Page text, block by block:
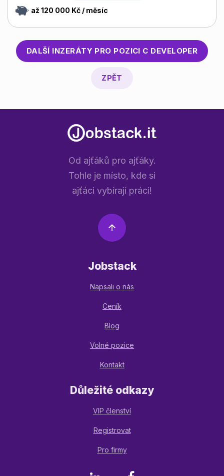
až 120 000 Kč / měsíc
DALŠÍ INZERÁTY PRO POZICI C DEVELOPER
ZPĚT
Od ajťáků pro ajťáky.
Tohle je místo, kde si
ajťáci vybírají práci!
Jobstack
Napsali o nás
Ceník
Blog
Volné pozice
Kontakt
Důležité odkazy
VIP členství
Registrovat
Pro firmy